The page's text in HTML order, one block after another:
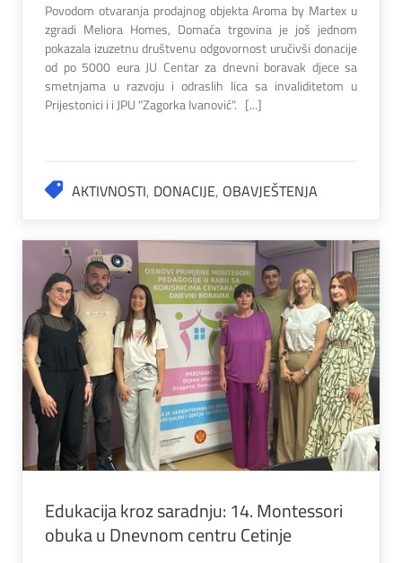
Povodom otvaranja prodajnog objekta Aroma by Martex u
zgradi Meliora Homes, Domaća trgovina je još jednom
pokazala izuzetnu društvenu odgovornost uručivši donacije
od po 5000 eura JU Centar za dnevni boravak djece sa
smetnjama u razvoju i odraslih lica sa invaliditetom u
Prijestonici i i JPU "Zagorka Ivanović". [...]
AKTIVNOSTI, DONACIJE, OBAVJEŠTENJA
Edukacija kroz saradnju: 14. Montessori
obuka u Dnevnom centru Cetinje